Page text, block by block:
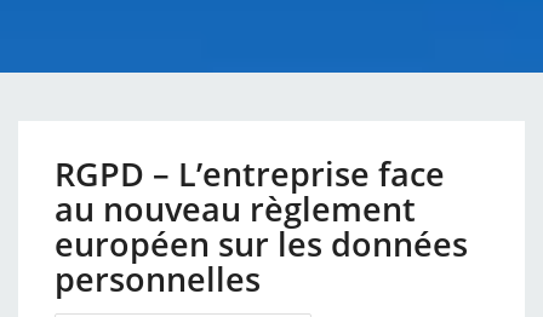
RGPD – L’entreprise face
au nouveau règlement
européen sur les données
personnelles